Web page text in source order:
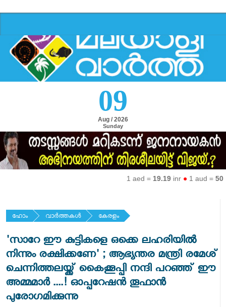
09
Aug / 2026
Sunday
1 aed =19.19inr ●1 aud =50.27
ഹോം വാര്‍ത്തകള്‍ കേരളം
'സാറേ ഈ കുട്ടികളെ ഒക്കെ ലഹരിയിൽ
നിന്നും രക്ഷിക്കണേ' ; ആഭ്യന്തര മന്ത്രി രമേശ്
ചെന്നിത്തലയ്ക്ക് കൈക്കൂപ്പി നന്ദി പറഞ്ഞ് ഈ
അമ്മമാർ ....! ഓപ്പറേഷന്‍ തൂഫാൻ
പുരോഗമിക്കുന്നു